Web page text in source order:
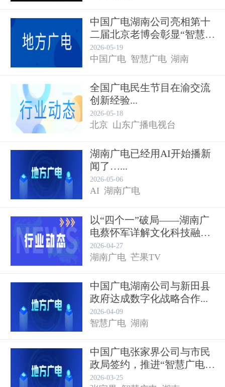
中国广电湖南公司亮相第十
二届北京老博会彰显“智慧广
电...
2026-05-19
中国广电 智慧广电 湖南
全国广电民生节目在渝交流
创新经验...
2026-05-18
北京 山东广播电视台
湖南广播电视台
湖南广电已经用AI开始播新
闻了…...
2026-05-06
AI 湖南广电
以“四个一”破局——湖南广
电蔡怀军详解文化科技融合
的...
2026-04-27
湖南广电 芒果TV
中国广电湖南公司与新田县
政府达成数字化战略合作...
2026-04-09
智慧广电 湖南
中国广电张家界公司与市民
政局签约，推进“智慧广电
+养...
2026-03-25